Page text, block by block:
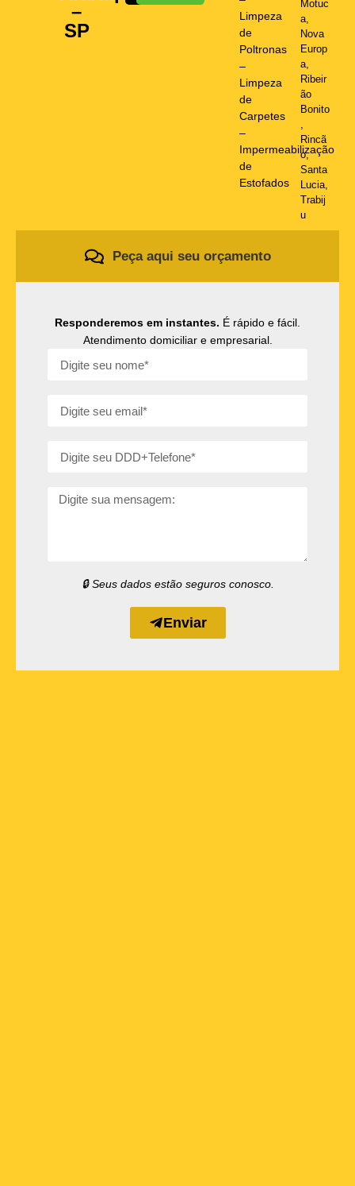
–
SP
Limpeza
de
Poltronas
–
Limpeza
de
Carpetes
–
Impermeabilização
de
Estofados
Motuc
a,
Nova
Europ
a,
Ribeir
ão
Bonito
,
Rincã
o,
Santa
Lucia,
Trabij
u
Peça aqui seu orçamento
Responderemos em instantes. É rápido e fácil.
Atendimento domiciliar e empresarial.
🔒 Seus dados estão seguros conosco.
Enviar